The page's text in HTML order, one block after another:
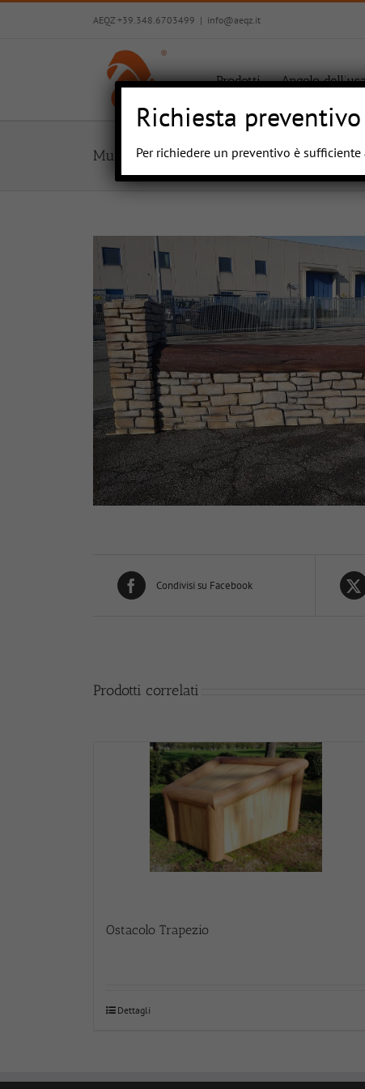
Salta
AEQZ +39.348.6703499 | info@aeqz.it
Prodotti Angolo
Muretto
Condivisi su Facebook
Prodotti correlati
Ostacolo Trapezio
Dettagli
Richiesta preventivo
Per richiedere un preventivo è